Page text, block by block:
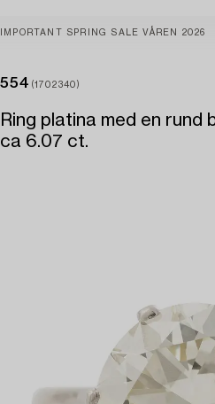
IMPORTANT SPRING SALE VÅREN 2026
554 (1702340)
Ring platina med en rund
ca 6.07 ct.